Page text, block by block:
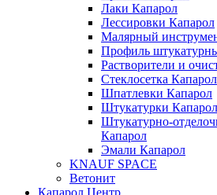
Лаки Капарол
Лессировки Капарол
Малярный
Профиль
Растворители и
Cтеклосетка Капарол
Шпатлевки Капарол
Штукатурки Капарол
Штукатурно-
Капарол
Эмали Капарол
KNAUF SPACE
Ветонит
Капарол Центр